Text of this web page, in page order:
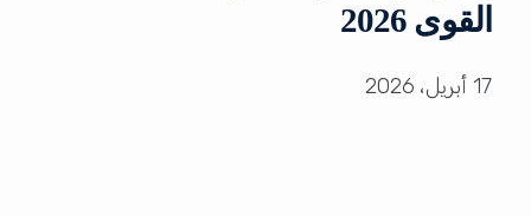
القوى 2026
17 أبريل، 2026